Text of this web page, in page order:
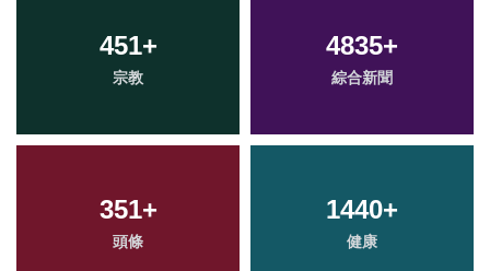
451+
宗教
4835+
綜合新聞
351+
頭條
1440+
健康